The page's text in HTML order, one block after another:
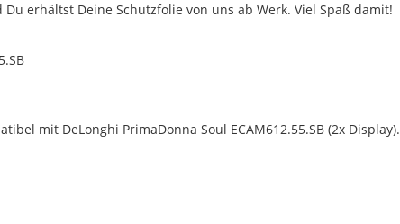
erhältst Deine Schutzfolie von uns ab Werk. Viel Spaß damit!
mit DeLonghi PrimaDonna Soul ECAM612.55.SB (2x Display).